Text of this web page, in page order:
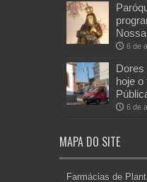
6 de
Dores
hoje o
6 de
MAPA DO SITE
Farmácias de